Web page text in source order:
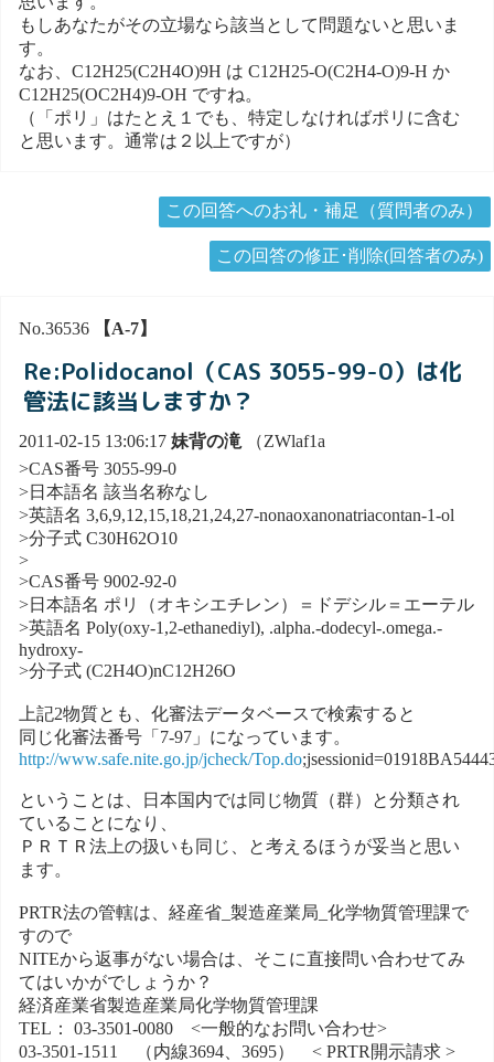
もしあなたがその立場なら該当として問題ないと思いま
す。
なお、C12H25(C2H4O)9H は C12H25-O(C2H4-O)9-H か
C12H25(OC2H4)9-OH ですね。
（「ポリ」はたとえ１でも、特定しなければポリに含む
と思います。通常は２以上ですが）
この回答へのお礼・補足（質問者のみ）
この回答の修正･削除(回答者のみ)
No.36536 【A-7】
Re:Polidocanol（CAS 3055-99-0）は化
管法に該当しますか？
2011-02-15 13:06:17 妹背の滝（ZWlaf1a
>CAS番号 3055-99-0
>日本語名 該当名称なし
>英語名 3,6,9,12,15,18,21,24,27-nonaoxanonatriacontan-1-ol
>分子式 C30H62O10
>
>CAS番号 9002-92-0
>日本語名 ポリ（オキシエチレン）＝ドデシル＝エーテル
>英語名 Poly(oxy-1,2-ethanediyl), .alpha.-dodecyl-.omega.-
hydroxy-
>分子式 (C2H4O)nC12H26O
上記2物質とも、化審法データベースで検索すると
同じ化審法番号「7-97」になっています。
http://www.safe.nite.go.jp/jcheck/Top.do
ということは、日本国内では同じ物質（群）と分類され
ていることになり、
ＰＲＴＲ法上の扱いも同じ、と考えるほうが妥当と思い
ます。
PRTR法の管轄は、経産省_製造産業局_化学物質管理課で
すので
NITEから返事がない場合は、そこに直接問い合わせてみ
てはいかがでしょうか？
経済産業省製造産業局化学物質管理課
TEL： 03-3501-0080 <一般的なお問い合わせ>
03-3501-1511 （内線3694、3695） < PRTR開示請求 >